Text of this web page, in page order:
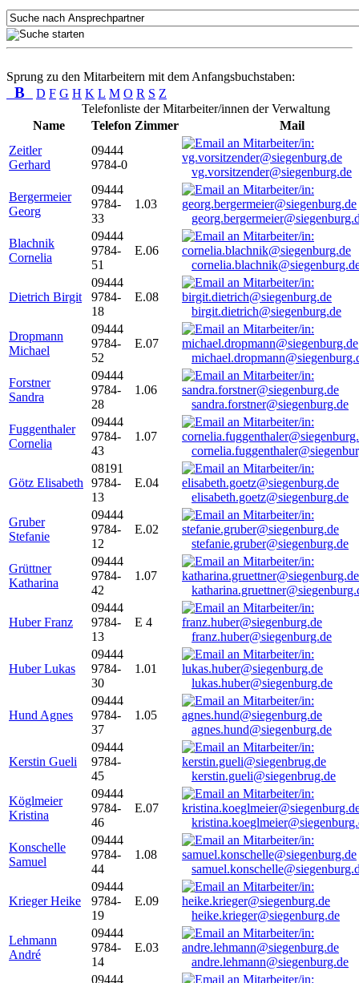
Sprung zu den Mitarbeitern mit dem Anfangsbuchstaben:
B D F G H K L M O R S Z
Telefonliste der Mitarbeiter/innen der Verwaltung
Name
Telefon Zimmer
Mail
Zeitler
Gerhard
09444
9784-0
vg.vorsitzender@siegenburg.de
Bergermeier
Georg
09444
9784-
33
1.03
Blachnik
Cornelia
09444
9784-
51
E.06
Dietrich Birgit
09444
9784-
18
E.08
birgit.dietrich@siegenburg.de
Dropmann
Michael
09444
9784-
52
E.07
Forstner
Sandra
09444
9784-
28
1.06
sandra.forstner@siegenburg.de
Fuggenthaler
Cornelia
09444
9784-
43
1.07
Götz Elisabeth
08191
9784-
13
E.04
elisabeth.goetz@siegenburg.de
Gruber
Stefanie
09444
9784-
12
E.02
stefanie.gruber@siegenburg.de
Grüttner
Katharina
09444
9784-
42
1.07
Huber Franz
09444
9784-
13
E 4
franz.huber@siegenburg.de
Huber Lukas
09444
9784-
30
1.01
lukas.huber@siegenburg.de
Hund Agnes
09444
9784-
37
1.05
agnes.hund@siegenburg.de
Kerstin Gueli
09444
9784-
45
kerstin.gueli@siegenbrug.de
Köglmeier
Kristina
09444
9784-
46
E.07
Konschelle
Samuel
09444
9784-
44
1.08
Krieger Heike
09444
9784-
19
E.09
heike.krieger@siegenburg.de
Lehmann
André
09444
9784-
14
E.03
andre.lehmann@siegenburg.de
09444